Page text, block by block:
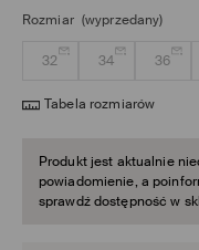
Rozmiar (wyprzedany)
32 34 36
Tabela rozmiarów
Produkt jest aktualnie
powiadomienie, a
sprawdź dostępność w